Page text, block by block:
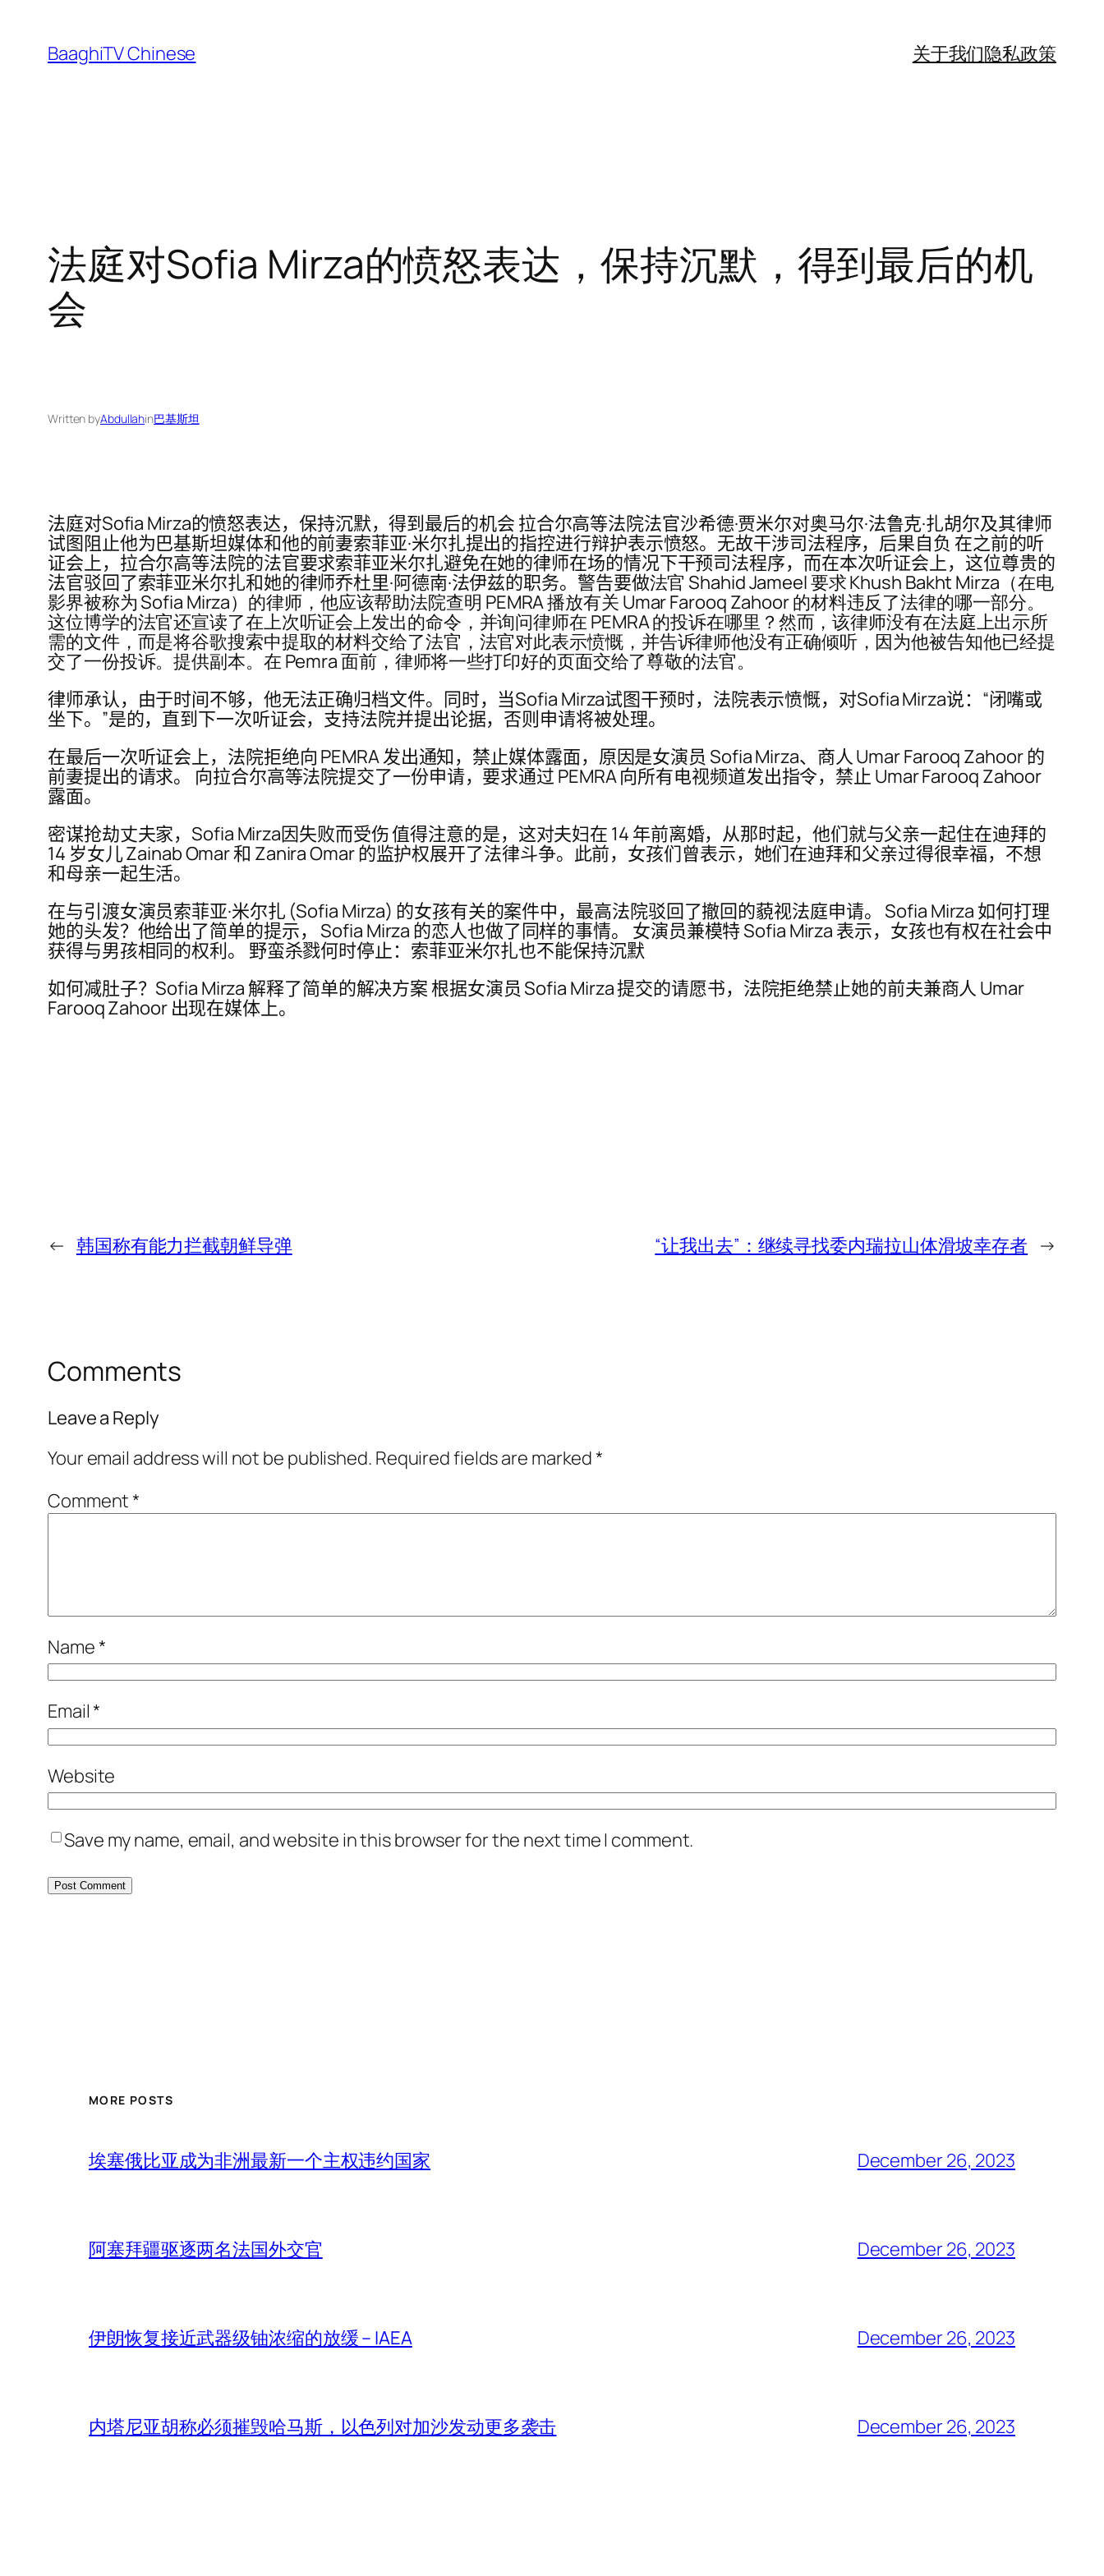
content
BaaghiTV Chinese 关于我们隐私政策
法庭对Sofia Mirza的愤怒表达，保持沉默，得到最后的机
会
Written byAbdullahin巴基斯坦
法庭对Sofia Mirza的愤怒表达，保持沉默，得到最后的机会 拉合尔高等法院法官沙希德·贾米尔对奥马尔·法鲁克·扎胡尔及其律师
试图阻止他为巴基斯坦媒体和他的前妻索菲亚·米尔扎提出的指控进行辩护表示愤怒。无故干涉司法程序，后果自负 在之前的听
证会上，拉合尔高等法院的法官要求索菲亚米尔扎避免在她的律师在场的情况下干预司法程序，而在本次听证会上，这位尊贵的
法官驳回了索菲亚米尔扎和她的律师乔杜里·阿德南·法伊兹的职务。警告要做法官 Shahid Jameel 要求 Khush Bakht Mirza（在电
影界被称为 Sofia Mirza）的律师，他应该帮助法院查明 PEMRA 播放有关 Umar Farooq Zahoor 的材料违反了法律的哪一部分。
这位博学的法官还宣读了在上次听证会上发出的命令，并询问律师在 PEMRA 的投诉在哪里？然而，该律师没有在法庭上出示所
需的文件，而是将谷歌搜索中提取的材料交给了法官，法官对此表示愤慨，并告诉律师他没有正确倾听，因为他被告知他已经提
交了一份投诉。提供副本。在 Pemra 面前，律师将一些打印好的页面交给了尊敬的法官。
律师承认，由于时间不够，他无法正确归档文件。同时，当Sofia Mirza试图干预时，法院表示愤慨，对Sofia Mirza说：“闭嘴或
坐下。”是的，直到下一次听证会，支持法院并提出论据，否则申请将被处理。
在最后一次听证会上，法院拒绝向 PEMRA 发出通知，禁止媒体露面，原因是女演员 Sofia Mirza、商人 Umar Farooq Zahoor 的
前妻提出的请求。 向拉合尔高等法院提交了一份申请，要求通过 PEMRA 向所有电视频道发出指令，禁止 Umar Farooq Zahoor
露面。
密谋抢劫丈夫家，Sofia Mirza因失败而受伤 值得注意的是，这对夫妇在 14 年前离婚，从那时起，他们就与父亲一起住在迪拜的
14 岁女儿 Zainab Omar 和 Zanira Omar 的监护权展开了法律斗争。此前，女孩们曾表示，她们在迪拜和父亲过得很幸福，不想
和母亲一起生活。
在与引渡女演员索菲亚·米尔扎 (Sofia Mirza) 的女孩有关的案件中，最高法院驳回了撤回的藐视法庭申请。 Sofia Mirza 如何打理
她的头发？他给出了简单的提示， Sofia Mirza 的恋人也做了同样的事情。 女演员兼模特 Sofia Mirza 表示，女孩也有权在社会中
获得与男孩相同的权利。 野蛮杀戮何时停止：索菲亚米尔扎也不能保持沉默
如何减肚子？Sofia Mirza 解释了简单的解决方案 根据女演员 Sofia Mirza 提交的请愿书，法院拒绝禁止她的前夫兼商人 Umar
Farooq Zahoor 出现在媒体上。
← 韩国称有能力拦截朝鲜导弹 “让我出去”：继续寻找委内瑞拉山体滑坡幸存者 →
Comments
Leave a Reply
Your email address will not be published. Required fields are marked*
Comment*
Name*
Email*
Website
Save my name, email, and website in this browser for the next time I comment.
MORE POSTS
埃塞俄比亚成为非洲最新一个主权违约国家 December 26, 2023
阿塞拜疆驱逐两名法国外交官 December 26, 2023
伊朗恢复接近武器级铀浓缩的放缓 – IAEA December 26, 2023
内塔尼亚胡称必须摧毁哈马斯，以色列对加沙发动更多袭击 December 26, 2023